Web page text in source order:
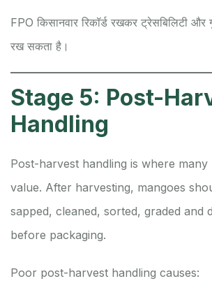
FPO किसानवार रिकॉर्ड रखकर ट्रेसबिलिटी और
रख सकता है।
Stage 5: Post-
Handling
Post-harvest handling is where many
value. After harvesting, mangoes
sapped, cleaned, sorted, graded and
before packaging.
Poor post-harvest handling causes: